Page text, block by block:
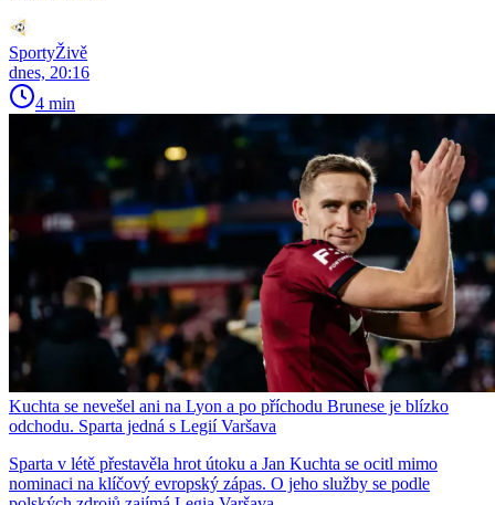
SportyŽivě
dnes, 20:16
4 min
Kuchta se nevešel ani na Lyon a po příchodu Brunese je blízko
odchodu. Sparta jedná s Legií Varšava
Sparta v létě přestavěla hrot útoku a Jan Kuchta se ocitl mimo
nominaci na klíčový evropský zápas. O jeho služby se podle